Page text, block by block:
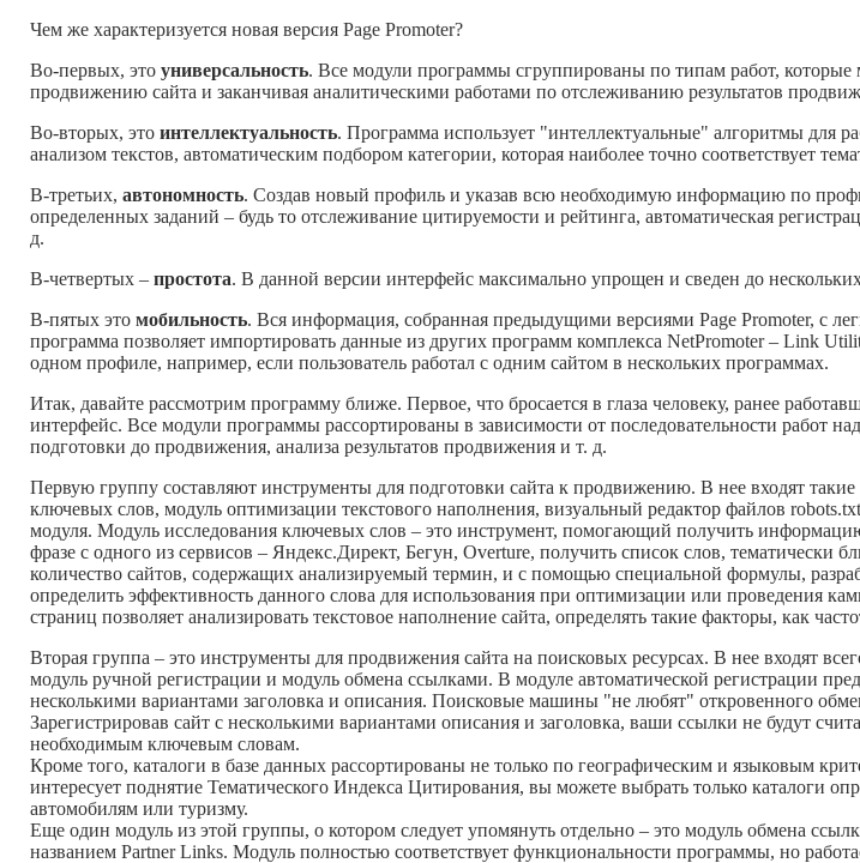
Чем же характеризуется новая версия Page Promoter?
Во-первых, это универсальность. Все модули программы сгруппированы по типам работ,
продвижению сайта и заканчивая аналитическими работами по отслеживанию результатов
Во-вторых, это интеллектуальность. Программа использует "интеллектуальные" алгоритмы для
анализом текстов, автоматическим подбором категории, которая наиболее точно соответствует
В-третьих, автономность. Создав новый профиль и указав всю необходимую информацию по
определенных заданий – будь то отслеживание цитируемости и рейтинга, автоматическая
д.
В-четвертых – простота. В данной версии интерфейс максимально упрощен и сведен до
В-пятых это мобильность. Вся информация, собранная предыдущими версиями Page Promoter, с
программа позволяет импортировать данные из других программ комплекса NetPromoter – Link
одном профиле, например, если пользователь работал с одним сайтом в нескольких программах.
Итак, давайте рассмотрим программу ближе. Первое, что бросается в глаза человеку, ранее
интерфейс. Все модули программы рассортированы в зависимости от последовательности работ
подготовки до продвижения, анализа результатов продвижения и т. д.
Первую группу составляют инструменты для подготовки сайта к продвижению. В нее входят
ключевых слов, модуль оптимизации текстового наполнения, визуальный редактор файлов
модуля. Модуль исследования ключевых слов – это инструмент, помогающий получить
фразе с одного из сервисов – Яндекс.Директ, Бегун, Overture, получить список слов, тематически
количество сайтов, содержащих анализируемый термин, и с помощью специальной формулы,
определить эффективность данного слова для использования при оптимизации или проведения
страниц позволяет анализировать текстовое наполнение сайта, определять такие факторы, как
Вторая группа – это инструменты для продвижения сайта на поисковых ресурсах. В нее входят
модуль ручной регистрации и модуль обмена ссылками. В модуле автоматической регистрации
несколькими вариантами заголовка и описания. Поисковые машины "не любят" откровенного
Зарегистрировав сайт с несколькими вариантами описания и заголовка, ваши ссылки не будут
необходимым ключевым словам.
Кроме того, каталоги в базе данных рассортированы не только по географическим и языковым
интересует поднятие Тематического Индекса Цитирования, вы можете выбрать только каталоги
автомобилям или туризму.
Еще один модуль из этой группы, о котором следует упомянуть отдельно – это модуль обмена
названием Partner Links. Модуль полностью соответствует функциональности программы, но